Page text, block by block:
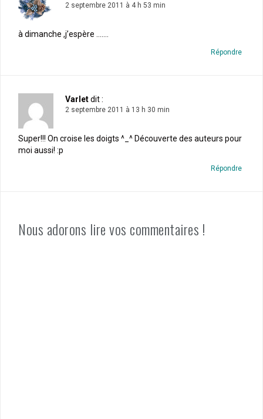
2 septembre 2011 à 4 h 53 min
à dimanche ,j’espère …….
Répondre
Varletdit :
2 septembre 2011 à 13 h 30 min
Super!!! On croise les doigts ^_^ Découverte des auteurs pour
moi aussi! :p
Répondre
Nous adorons lire vos commentaires !